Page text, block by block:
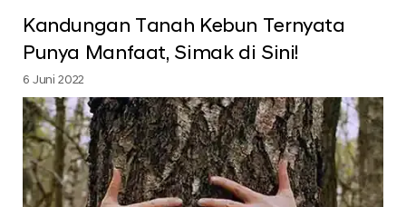
Kandungan Tanah Kebun Ternyata
Punya Manfaat, Simak di Sini!
6 Juni 2022